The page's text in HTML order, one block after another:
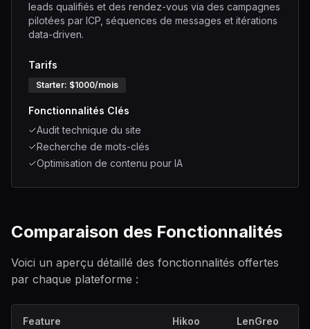
leads qualifiés et des rendez-vous via des campagnes
pilotées par ICP, séquences de messages et itérations
data-driven.
Tarifs
Starter: $1000/mois
Fonctionnalités Clés
Audit technique du site
Recherche de mots-clés
Optimisation de contenu pour IA
Comparaison des Fonctionnalités
Voici un aperçu détaillé des fonctionnalités offertes
par chaque plateforme :
Feature Hikoo LenGreo